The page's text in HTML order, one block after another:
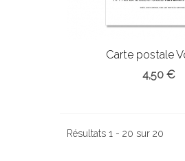
Carte postale
4,50 €
Résultats 1 - 20 sur 20